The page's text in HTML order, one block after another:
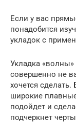
Если у вас
понадобится
укладок с
Укладка
совершенно не
хочется
широкие
подойдет и
подчеркнет